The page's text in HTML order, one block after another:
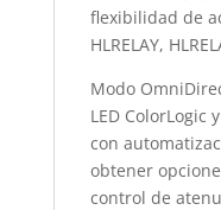
flexibilidad de
HLRELAY,
Modo
LED ColorLogic
con
obtener
control de